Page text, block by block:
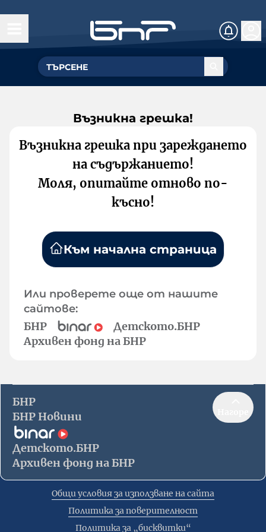
Възникна грешка!
Възникна грешка при зареждането
на съдържанието!
Моля, опитайте отново по-
късно!
Към начална страница
Или проверете още от нашите
сайтове:
БНР
Детското.БНР
Архивен фонд на БНР
БНР
БНР Новини
Детското.БНР
Архивен фонд на БНР
Общи условия за използване на сайта
Политика за поверителност
Политика за „бисквитки“